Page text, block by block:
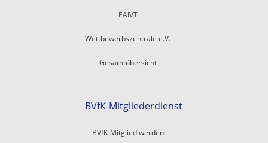
EAIVT
Wettbewerbszentrale e.V.
Gesamtübersicht
BVfK-Mitgliederdienst
BVfK-Mitglied werden